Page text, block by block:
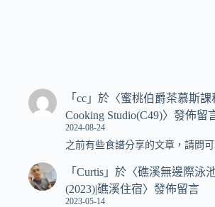
「 cc 」於〈蜜桃伯爵茶慕斯課
Cooking Studio(C49)〉發佈留
2024-08-24
之前有些食譜分享的文章，請問可
「 Curtis 」於〈礁溪無邊際泳
(2023)|礁溪住宿〉發佈留言
2023-05-14